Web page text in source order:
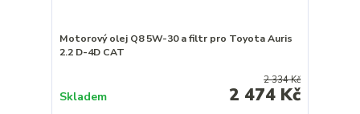
Motorový olej Q8 5W-30 a filtr pro Toyota Auris
2.2 D-4D CAT
2 334 Kč
2 474 Kč
Skladem